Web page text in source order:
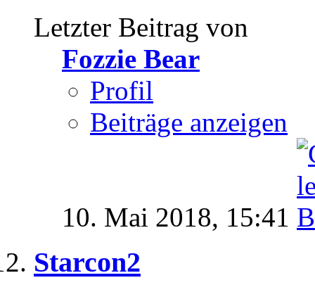
Letzter Beitrag von
Fozzie Bear
Profil
Beiträge anzeigen
10. Mai 2018, 15:41
Starcon2